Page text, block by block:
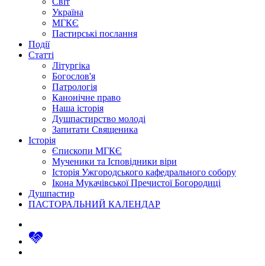
Україна
МГКЄ
Пастирські послання
Події
Статті
Літургіка
Богослов'я
Патрологія
Канонічне право
Наша історія
Душпастирство молоді
Запитати Священика
Історія
Єпископи МГКЄ
Мученики та Ісповідники віри
Історія Ужгородського кафедрального собору
Ікона Мукачівської Пречистої Богородиці
Душпастир
ПАСТОРАЛЬНИЙ КАЛЕНДАР